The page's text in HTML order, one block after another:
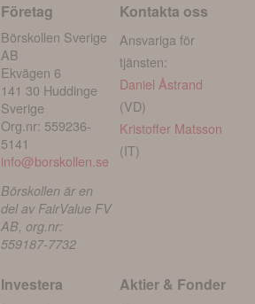
Företag
Börskollen Sverige
AB
Ekvägen 6
141 30 Huddinge
Sverige
Org.nr: 559236-
5141
info@borskollen.se
Börskollen är en
del av FairValue FV
AB, org.nr:
559187-7732
Kontakta oss
Ansvariga för
tjänsten:
Daniel Åstrand
(VD)
Kristoffer Matsson
(IT)
Investera Aktier & Fonder